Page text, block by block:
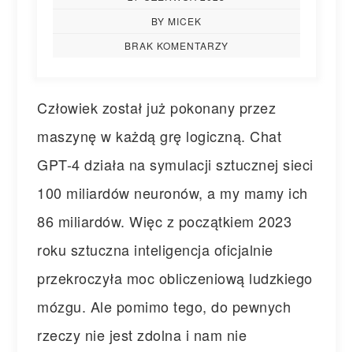
BY MICEK
BRAK KOMENTARZY
Człowiek został już pokonany przez
maszynę w każdą grę logiczną. Chat
GPT-4 działa na symulacji sztucznej sieci
100 miliardów neuronów, a my mamy ich
86 miliardów. Więc z początkiem 2023
roku sztuczna inteligencja oficjalnie
przekroczyła moc obliczeniową ludzkiego
mózgu. Ale pomimo tego, do pewnych
rzeczy nie jest zdolna i nam nie